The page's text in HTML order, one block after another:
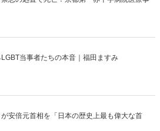
当事者たちの本音｜福田ますみ
安倍元首相を「日本の歴史上最も偉大な首